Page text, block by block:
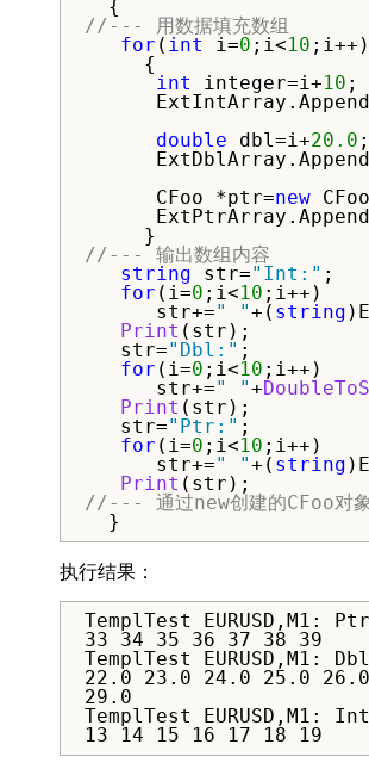
//--- 用数据填充数组
for ( int i=0 ;i<10 ;i++)
{
int
integer=i+10 ;
double dbl=i+20.0 ;
CFoo *ptr=new
//--- 输出数组内容
string str="Int:" ;
for (i=0 ;i<10 ;i++)
str+=" "+( string
Print (str);
str="Dbl:" ;
for (i=0 ;i<10 ;i++)
str+=" "+
Print (str);
str="Ptr:" ;
for (i=0 ;i<10 ;i++)
str+=" "+( string
Print
//--- 通过new创建的CFoo对象
}
执行结果：
TemplTest EURUSD,M1:
33 34 35 36 37 38 39
TemplTest EURUSD,M1:
22.0 23.0 24.0 25.0
29.0
TemplTest EURUSD,M1:
13 14 15 16 17 18 19